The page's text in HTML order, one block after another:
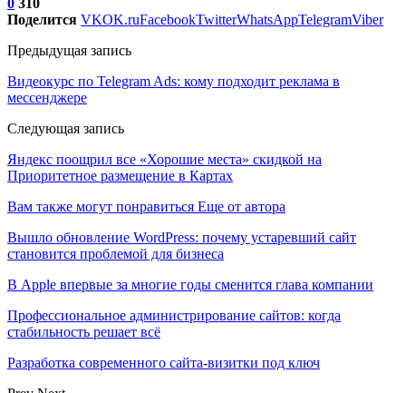
Поделится VKOK.ruFacebookTwitterWhatsAppTelegramViber
Предыдущая запись
Видеокурс по Telegram Ads: кому подходит реклама в
мессенджере
Следующая запись
Яндекс поощрил все «Хорошие места» скидкой на
Приоритетное размещение в Картах
Вам также могут понравиться Еще от автора
Вышло обновление WordPress: почему устаревший сайт
становится проблемой для бизнеса
В Apple впервые за многие годы сменится глава компании
Профессиональное администрирование сайтов: когда
стабильность решает всё
Разработка современного сайта-визитки под ключ